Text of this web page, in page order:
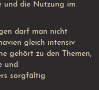
und die Nutzung im
darf man nicht
gleich intensiv
gehört zu den Themen,
und
sorgfältig